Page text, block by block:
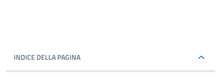
INDICE DELLA PAGINA